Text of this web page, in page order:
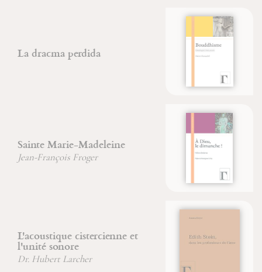
¡A Dios los domingos!
Edith Stein, dans les